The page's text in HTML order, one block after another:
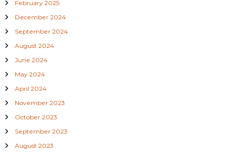
February 2025
December 2024
September 2024
August 2024
June 2024
May 2024
April 2024
November 2023
October 2023
September 2023
August 2023